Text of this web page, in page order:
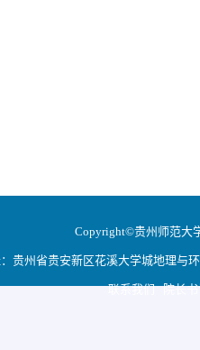
Copyright©贵州师范大
贵州省贵安新区花溪大学城地理与
联系我们 院长书